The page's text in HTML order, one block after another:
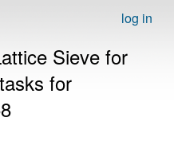
log in
Sieve for
for